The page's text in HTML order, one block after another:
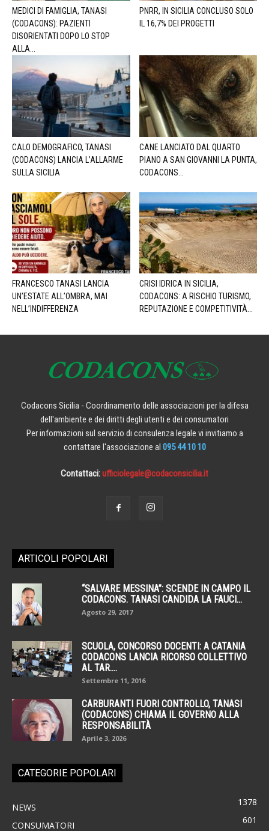
MEDICI DI FAMIGLIA, TANASI
(CODACONS): PAZIENTI
DISORIENTATI DOPO LO STOP
ALLA...
PNRR, IN SICILIA CONCLUSO SOLO
IL 16,7% DEI PROGETTI
CALO DEMOGRAFICO, TANASI
(CODACONS) LANCIA L’ALLARME
SULLA SICILIA
CANE LANCIATO DAL QUARTO
PIANO A SAN GIOVANNI LA PUNTA,
CODACONS...
FRANCESCO TANASI LANCIA
UN’ESTATE ALL’OMBRA, MAI
NELL’INDIFFERENZA
CRISI IDRICA IN SICILIA,
CODACONS: A RISCHIO TURISMO,
REPUTAZIONE E COMPETITIVITÀ...
Codacons Sicilia - Coordinamento delle associazioni per la difesa
dell'ambiente e dei diritti degli utenti e dei consumatori
Per informazioni sul servizio di consulenza legale vi invitiamo a
contattare l'associazione al 095 44 10 10
Contattaci:ufficiolegale@codaconsicilia.it
ARTICOLI POPOLARI
“SALVARE MESSINA”: SCENDE IN CAMPO IL
CODACONS. TANASI CANDIDA LA FAUCI...
Agosto 29, 2017
SCUOLA, CONCORSO DOCENTI: A CATANIA
CODACONS LANCIA RICORSO COLLETTIVO
AL TAR....
Settembre 11, 2016
CARBURANTI FUORI CONTROLLO, TANASI
(CODACONS) CHIAMA IL GOVERNO ALLA
RESPONSABILITÀ
Aprile 3, 2026
CATEGORIE POPOLARI
NEWS 1378
CONSUMATORI 601